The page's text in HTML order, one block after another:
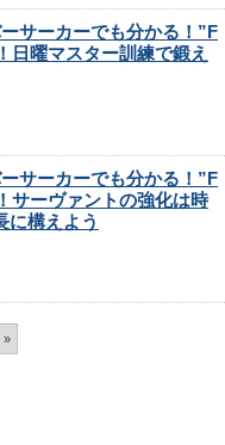
サーカーでも分かる！”F
日曜マスター訓練で鍛え
サーカーでも分かる！”F
サーヴァントの強化は時
に構えよう
»